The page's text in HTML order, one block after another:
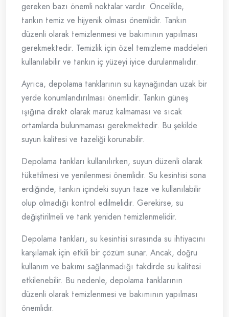
gereken bazı önemli noktalar vardır. Öncelikle,
tankın temiz ve hijyenik olması önemlidir. Tankın
düzenli olarak temizlenmesi ve bakımının yapılması
gerekmektedir. Temizlik için özel temizleme maddeleri
kullanılabilir ve tankın iç yüzeyi iyice durulanmalıdır.
Ayrıca, depolama tanklarının su kaynağından uzak bir
yerde konumlandırılması önemlidir. Tankın güneş
ışığına direkt olarak maruz kalmaması ve sıcak
ortamlarda bulunmaması gerekmektedir. Bu şekilde
suyun kalitesi ve tazeliği korunabilir.
Depolama tankları kullanılırken, suyun düzenli olarak
tüketilmesi ve yenilenmesi önemlidir. Su kesintisi sona
erdiğinde, tankın içindeki suyun taze ve kullanılabilir
olup olmadığı kontrol edilmelidir. Gerekirse, su
değiştirilmeli ve tank yeniden temizlenmelidir.
Depolama tankları, su kesintisi sırasında su ihtiyacını
karşılamak için etkili bir çözüm sunar. Ancak, doğru
kullanım ve bakımı sağlanmadığı takdirde su kalitesi
etkilenebilir. Bu nedenle, depolama tanklarının
düzenli olarak temizlenmesi ve bakımının yapılması
önemlidir.